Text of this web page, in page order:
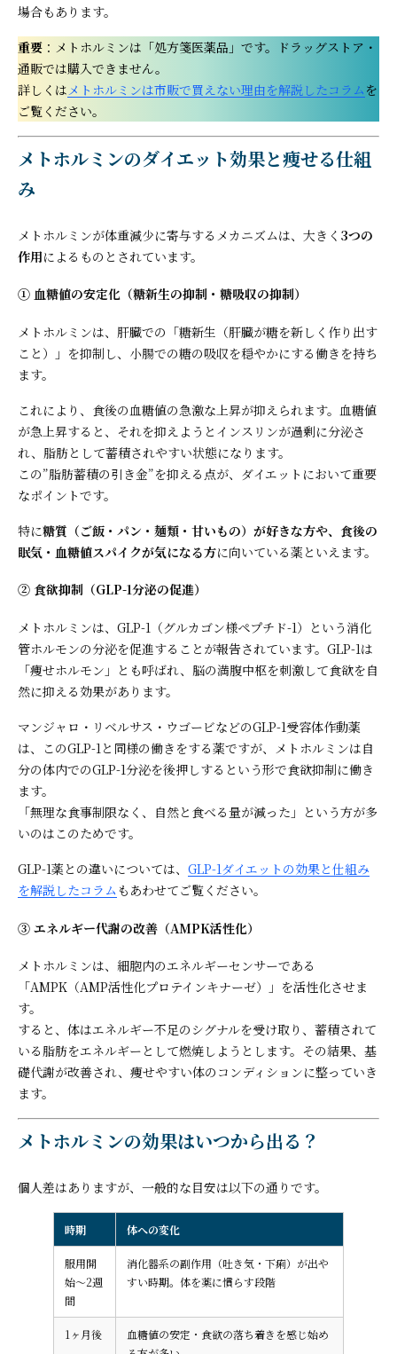
場合もあります。
重要 ：メトホルミンは「処方箋医薬品」です。ドラッグストア・
通販では購入できません。
詳しくは メトホルミンは市販で買えない理由を解説したコラム を
ご覧ください。
メトホルミンのダイエット効果と痩せる仕組
み
メトホルミンが体重減少に寄与するメカニズムは、大きく 3つの
作用によるものとされています。
① 血糖値の安定化（糖新生の抑制・糖吸収の抑制）
メトホルミンは、肝臓での「糖新生（肝臓が糖を新しく作り出す
こと）」を抑制し、小腸での糖の吸収を穏やかにする働きを持ち
ます。
これにより、食後の血糖値の急激な上昇が抑えられます。血糖値
が急上昇すると、それを抑えようとインスリンが過剰に分泌さ
れ、脂肪として蓄積されやすい状態になります。
この”脂肪蓄積の引き金”を抑える点が、ダイエットにおいて重要
なポイントです。
特に糖質（ご飯・パン・麺類・甘いもの）が好きな方や、食後の
眠気・血糖値スパイクが気になる方に向いている薬といえます。
② 食欲抑制（GLP-1分泌の促進）
メトホルミンは、GLP-1（グルカゴン様ペプチド-1）という消化
管ホルモンの分泌を促進することが報告されています。GLP-1は
「痩せホルモン」とも呼ばれ、脳の満腹中枢を刺激して食欲を自
然に抑える効果があります。
マンジャロ・リベルサス・ウゴービなどのGLP-1受容体作動薬
は、このGLP-1と同様の働きをする薬ですが、メトホルミンは自
分の体内でのGLP-1分泌を後押しするという形で食欲抑制に働き
ます。
「無理な食事制限なく、自然と食べる量が減った」という方が多
いのはこのためです。
GLP-1薬との違いについては、 GLP-1ダイエットの効果と仕組み
を解説したコラム もあわせてご覧ください。
③ エネルギー代謝の改善（AMPK活性化）
メトホルミンは、細胞内のエネルギーセンサーである
「AMPK（AMP活性化プロテインキナーゼ）」を活性化させま
す。
すると、体はエネルギー不足のシグナルを受け取り、蓄積されて
いる脂肪をエネルギーとして燃焼しようとします。その結果、基
礎代謝が改善され、痩せやすい体のコンディションに整っていき
ます。
メトホルミンの効果はいつから出る？
個人差はありますが、一般的な目安は以下の通りです。
時期 体への変化
服用開
始〜2週
間
消化器系の副作用（吐き気・下痢）が出や
すい時期。体を薬に慣らす段階
1ヶ月後
血糖値の安定・食欲の落ち着きを感じ始め